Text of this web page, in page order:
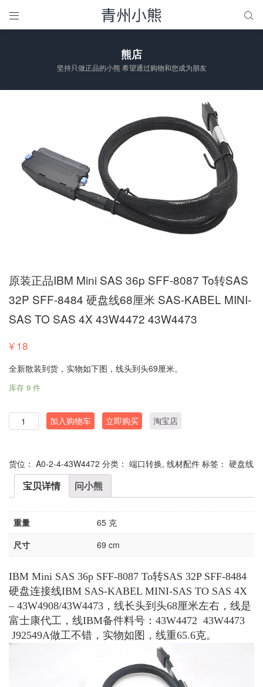
 
熊店
坚持只做正品的小熊 希望通过购物和您成为朋友
原装正品IBM Mini SAS 36p SFF-8087 To转SAS
32P SFF-8484 硬盘线68厘米 SAS-KABEL MINI-
SAS TO SAS 4X 43W4472 43W4473
¥18
全新散装到货，实物如下图，线头到头69厘米。
库存 9 件
量
加入购物车 立即购买 淘宝店
货位： A0-2-4-43W4472 分类： 端口转换, 线材配件 标签： 硬盘线
宝贝详情 问小熊
重量
65 克
尺寸
69 cm
IBM Mini SAS 36p SFF-8087 To转SAS 32P SFF-8484
硬盘连接线IBM SAS-KABEL MINI-SAS TO SAS 4X
– 43W4908/43W4473，线长头到头68厘米左右，线是
富士康代工，线IBM备件料号：43W4472 43W4473
J92549A做工不错，实物如图，线重65.6克。